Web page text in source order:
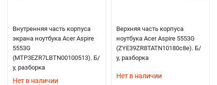
Внутренняя часть корпуса
экрана ноутбука Acer Aspire
5553G
(MTP3EZR7LBTN00100513). Б/
у, разборка
Нет в наличии
Верхняя часть корпуса
ноутбука Acer Aspire 5553G
(ZYE39ZR8TATN10180c8e). Б/
у, разборка
Нет в наличии